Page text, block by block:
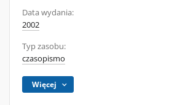
Data wydania:
2002
Typ zasobu:
czasopismo
Więcej